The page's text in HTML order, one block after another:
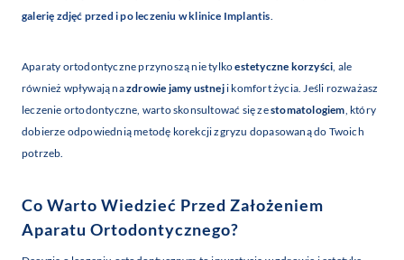
galerię zdjęć przed i po leczeniu w klinice Implantis.
Aparaty ortodontyczne przynoszą nie tylkoestetyczne korzyści, ale
również wpływają nazdrowie jamy ustneji komfort życia. Jeśli rozważasz
leczenie ortodontyczne, warto skonsultować się zestomatologiem, który
dobierze odpowiednią metodę korekcji zgryzu dopasowaną do Twoich
potrzeb.
Co Warto Wiedzieć Przed Założeniem
Aparatu Ortodontycznego?